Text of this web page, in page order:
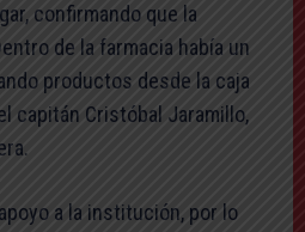
confirmando que la
de la farmacia había un
productos desde la caja
capitán Cristóbal Jaramillo,
a la institución, por lo